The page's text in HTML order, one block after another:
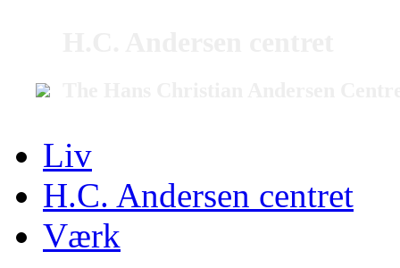
Liv
H.C. Andersen centret
Værk